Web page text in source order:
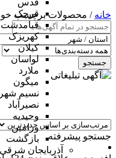
قدس
قرچک
قیامدشت
کهریزک
کیلان
لواسان
ملارد
میگون
نسیم شهر
نصیرآباد
وحیدیه
ورامین
بازگشت
آذربایجان شرقی
خانه / محصولات برچسب
جستجو
جستجو پیشرفته